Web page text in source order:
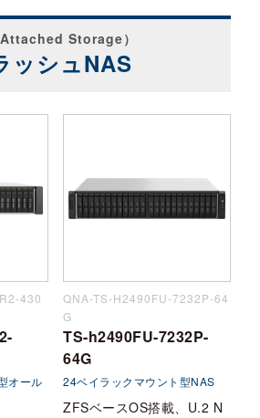
Storage）
ッシュNAS
430
オール
QNA-TS-H2490FU-7232P-64
G
TS-h2490FU-7232P-
64G
24ベイラックマウント型NAS
ZFSベースOS搭載、U.2 N